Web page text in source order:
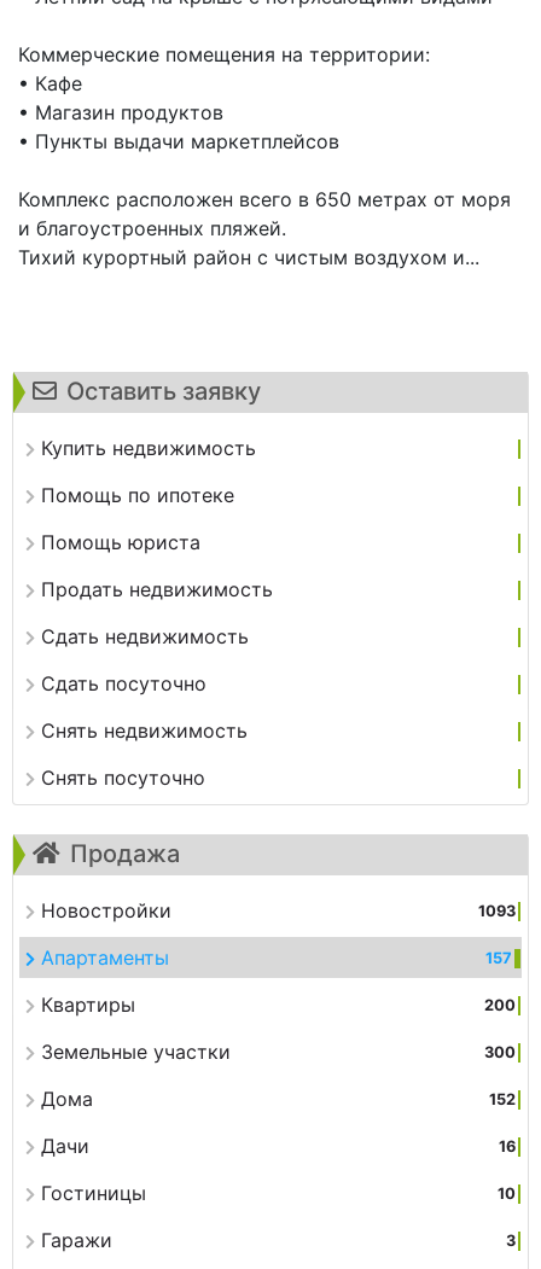
Оставить заявку
Купить недвижимость
Помощь по ипотеке
Помощь юриста
Продать недвижимость
Сдать недвижимость
Сдать посуточно
Снять недвижимость
Снять посуточно
Продажа
Новостройки 1093
Апартаменты 157
Квартиры 200
Земельные участки 300
Дома 152
Дачи 16
Гостиницы 10
Гаражи 3
Коммерческие помещения на территории:
• Кафе
• Магазин продуктов
• Пункты выдачи маркетплейсов
Комплекс расположен всего в 650 метрах от моря
и благоустроенных пляжей.
Тихий курортный район с чистым воздухом и...